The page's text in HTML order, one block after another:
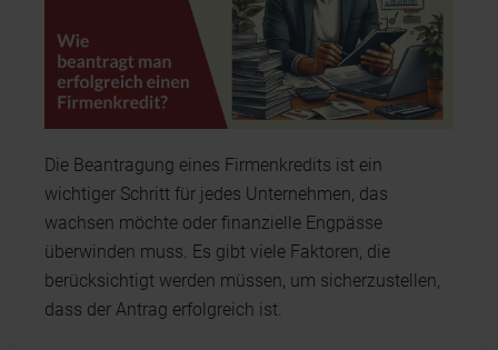
Die Beantragung eines Firmenkredits ist ein
wichtiger Schritt für jedes Unternehmen, das
wachsen möchte oder finanzielle Engpässe
überwinden muss. Es gibt viele Faktoren, die
berücksichtigt werden müssen, um sicherzustellen,
dass der Antrag erfolgreich ist.